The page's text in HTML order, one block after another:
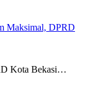
Maksimal, DPRD
Kota Bekasi…